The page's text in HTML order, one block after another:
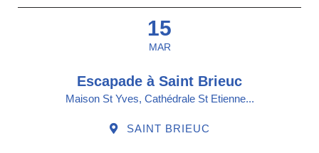
15
MAR
Escapade à Saint Brieuc
Maison St Yves, Cathédrale St Etienne...
SAINT BRIEUC